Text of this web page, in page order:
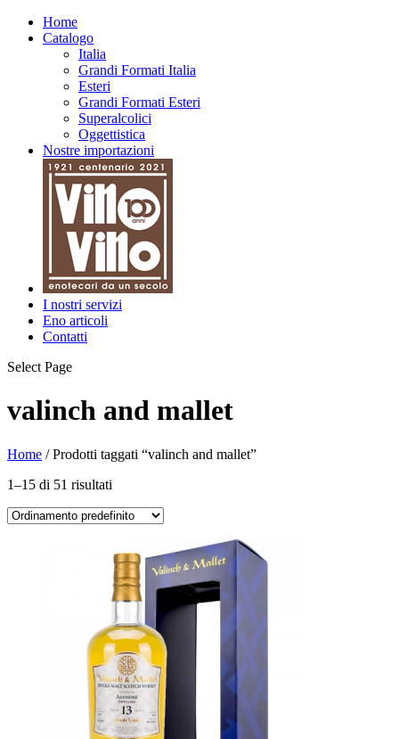
Home
Catalogo
Italia
Grandi Formati Italia
Esteri
Grandi Formati Esteri
Superalcolici
Oggettistica
Nostre importazioni
I nostri servizi
Eno articoli
Contatti
Select Page
valinch and mallet
Home / Prodotti taggati “valinch and mallet”
1–15 di 51 risultati